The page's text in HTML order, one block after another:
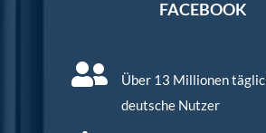
FACEBOOK

Über 13 Millionen
deutsche Nutzer